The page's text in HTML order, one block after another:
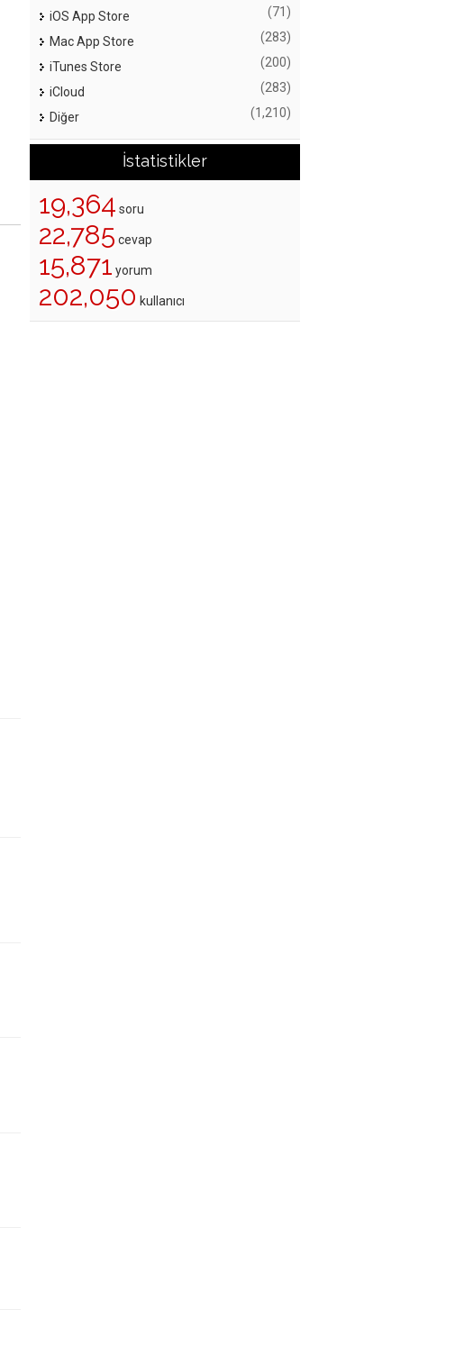
iOS App Store (71)
Mac App Store (283)
iTunes Store (200)
iCloud (283)
Diğer (1,210)
İstatistikler
19,364 soru
22,785 cevap
15,871 yorum
202,050 kullanıcı